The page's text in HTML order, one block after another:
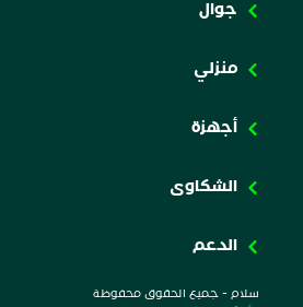
جوال
منزلي
أجهزة
الشكاوى
الدعم
سلام - جميع الحقوق محفوظة